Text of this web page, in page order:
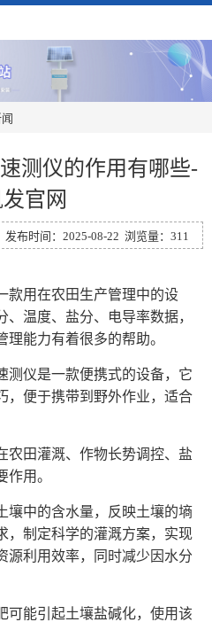
测仪的作用有哪些-
官网
布时间：2025-08-22 浏览量：311
款用在农田生产管理中的设
温度、盐分、电导率数据，
能力有着很多的帮助。
测仪是一款便携式的设备，它
，便于携带到野外作业，适合
农田灌溉、作物长势调控、盐
用。
壤中的含水量，反映土壤的墒
，制定科学的灌溉方案，实现
源利用效率，同时减少因水分
可能引起土壤盐碱化，使用该